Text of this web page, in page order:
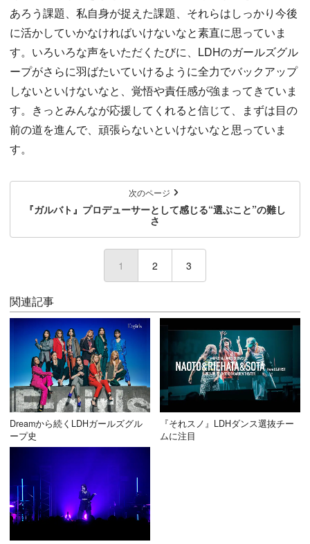
あろう課題、私自身が捉えた課題、それらはしっかり今後
に活かしていかなければいけないなと素直に思っていま
す。いろいろな声をいただくたびに、LDHのガールズグル
ープがさらに羽ばたいていけるように全力でバックアップ
しないといけないなと、覚悟や責任感が強まってきていま
す。きっとみんなが応援してくれると信じて、まずは目の
前の道を進んで、頑張らないといけないなと思っていま
す。
次のページ
『ガルバト』プロデューサーとして感じる“選ぶこと”の難し
さ
1 (current)
2 3
関連記事
Dreamから続くLDHガールズグル
ープ史
『それスノ』LDHダンス選抜チー
ムに注目